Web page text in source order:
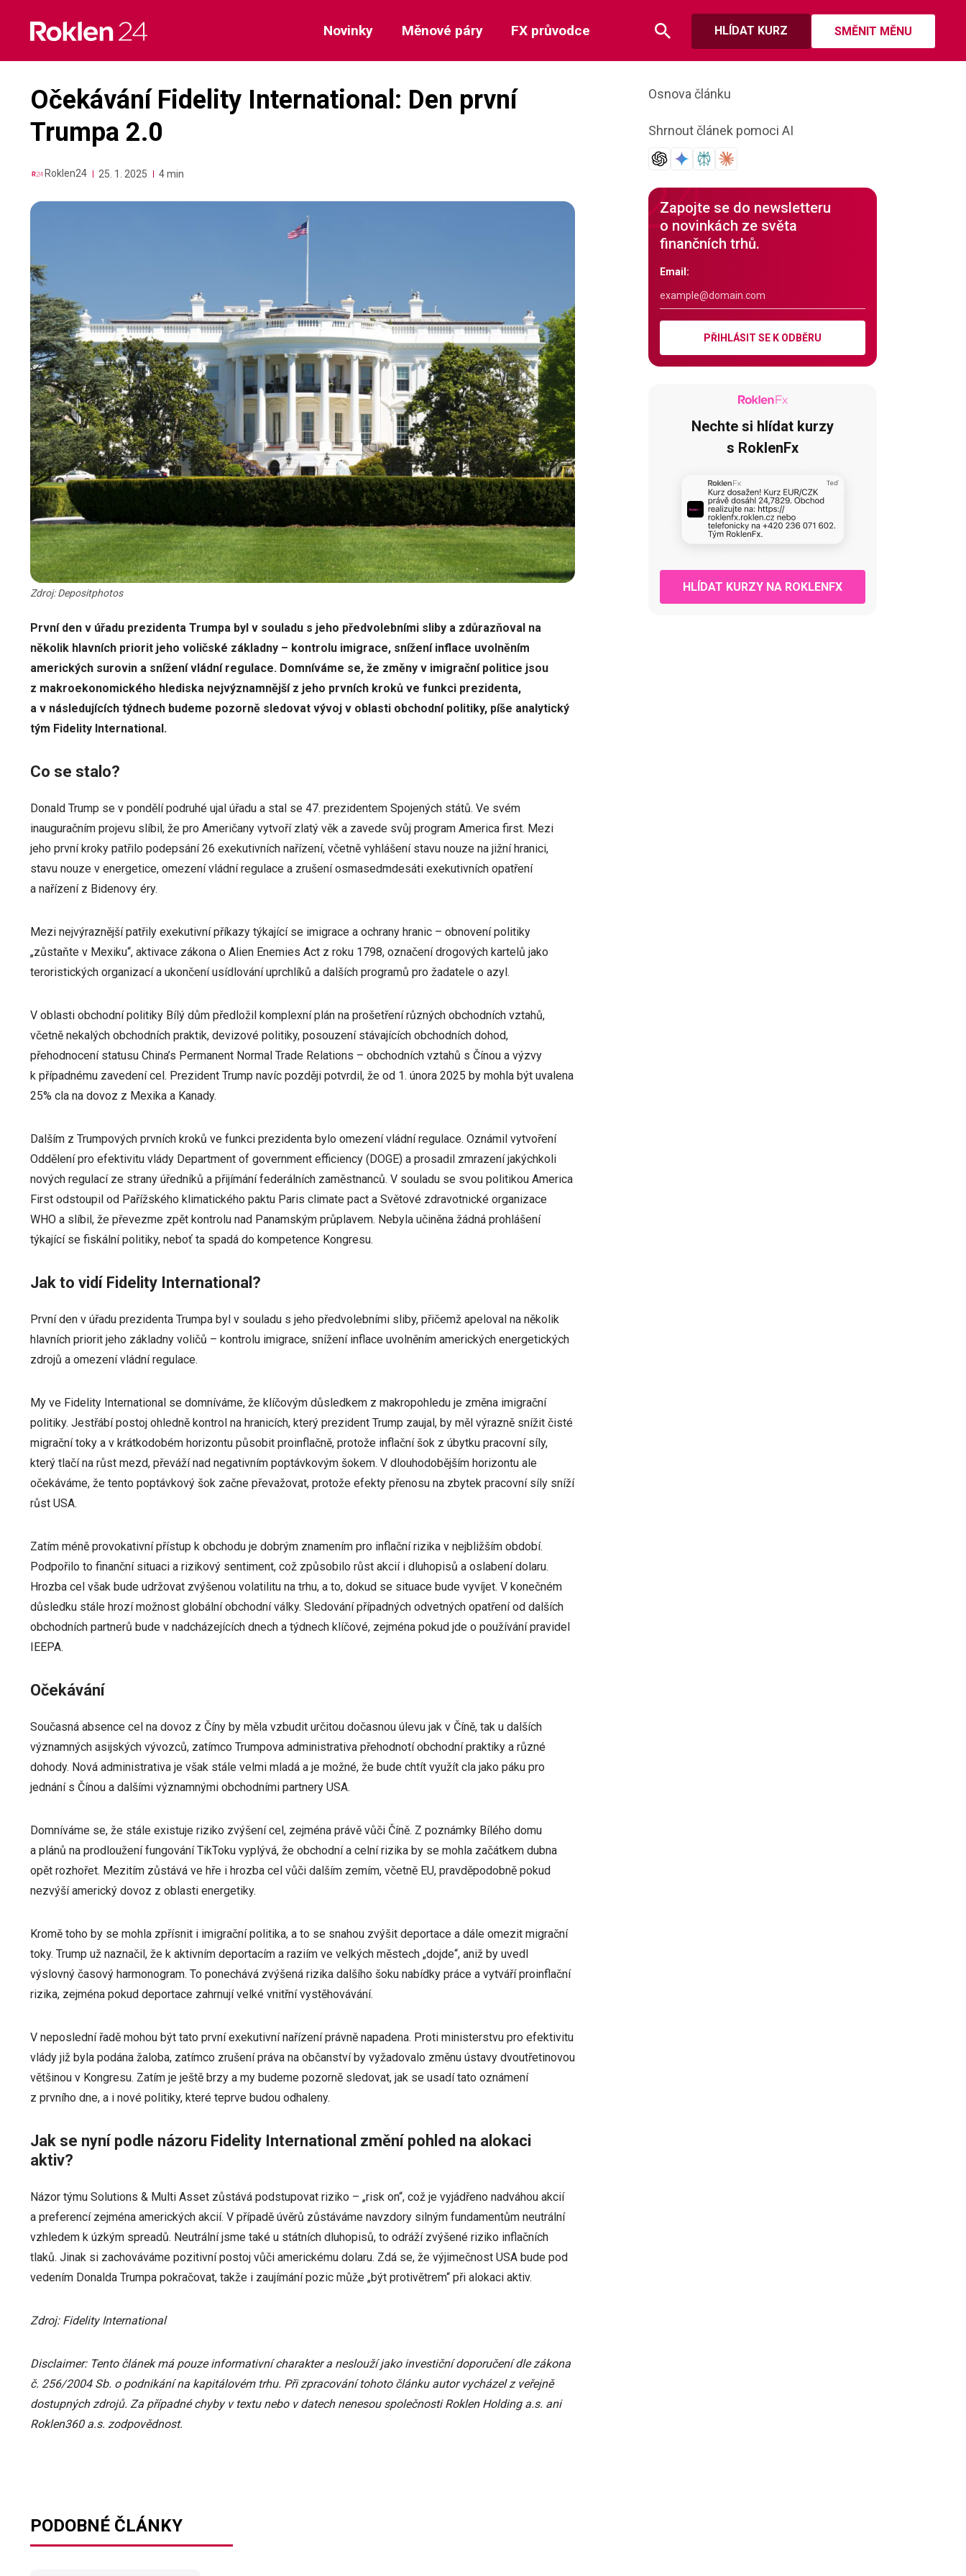
content
HLÍDAT KURZ SMĚNIT MĚNU
Novinky Měnové páry FX průvodce
Očekávání Fidelity International: Den první
Trumpa 2.0
Roklen24 25. 1. 2025 4 min
Zdroj: Depositphotos
První den v úřadu prezidenta Trumpa byl v souladu s jeho předvolebními sliby a zdůrazňoval na
několik hlavních priorit jeho voličské základny – kontrolu imigrace, snížení inflace uvolněním
amerických surovin a snížení vládní regulace. Domníváme se, že změny v imigrační politice jsou
z makroekonomického hlediska nejvýznamnější z jeho prvních kroků ve funkci prezidenta,
a v následujících týdnech budeme pozorně sledovat vývoj v oblasti obchodní politiky, píše analytický
tým Fidelity International.
Co se stalo?
Donald Trump se v pondělí podruhé ujal úřadu a stal se 47. prezidentem Spojených států. Ve svém
inauguračním projevu slíbil, že pro Američany vytvoří zlatý věk a zavede svůj program America first. Mezi
jeho první kroky patřilo podepsání 26 exekutivních nařízení, včetně vyhlášení stavu nouze na jižní hranici,
stavu nouze v energetice, omezení vládní regulace a zrušení osmasedmdesáti exekutivních opatření
a nařízení z Bidenovy éry.
Mezi nejvýraznější patřily exekutivní příkazy týkající se imigrace a ochrany hranic – obnovení politiky
„zůstaňte v Mexiku“, aktivace zákona o Alien Enemies Act z roku 1798, označení drogových kartelů jako
teroristických organizací a ukončení usídlování uprchlíků a dalších programů pro žadatele o azyl.
V oblasti obchodní politiky Bílý dům předložil komplexní plán na prošetření různých obchodních vztahů,
včetně nekalých obchodních praktik, devizové politiky, posouzení stávajících obchodních dohod,
přehodnocení statusu China’s Permanent Normal Trade Relations – obchodních vztahů s Čínou a výzvy
k případnému zavedení cel. Prezident Trump navíc později potvrdil, že od 1. února 2025 by mohla být uvalena
25% cla na dovoz z Mexika a Kanady.
Dalším z Trumpových prvních kroků ve funkci prezidenta bylo omezení vládní regulace. Oznámil vytvoření
Oddělení pro efektivitu vlády Department of government efficiency (DOGE) a prosadil zmrazení jakýchkoli
nových regulací ze strany úředníků a přijímání federálních zaměstnanců. V souladu se svou politikou America
First odstoupil od Pařížského klimatického paktu Paris climate pact a Světové zdravotnické organizace
WHO a slíbil, že převezme zpět kontrolu nad Panamským průplavem. Nebyla učiněna žádná prohlášení
týkající se fiskální politiky, neboť ta spadá do kompetence Kongresu.
Jak to vidí Fidelity International?
První den v úřadu prezidenta Trumpa byl v souladu s jeho předvolebními sliby, přičemž apeloval na několik
hlavních priorit jeho základny voličů – kontrolu imigrace, snížení inflace uvolněním amerických energetických
zdrojů a omezení vládní regulace.
My ve Fidelity International se domníváme, že klíčovým důsledkem z makropohledu je změna imigrační
politiky. Jestřábí postoj ohledně kontrol na hranicích, který prezident Trump zaujal, by měl výrazně snížit čisté
migrační toky a v krátkodobém horizontu působit proinflačně, protože inflační šok z úbytku pracovní síly,
který tlačí na růst mezd, převáží nad negativním poptávkovým šokem. V dlouhodobějším horizontu ale
očekáváme, že tento poptávkový šok začne převažovat, protože efekty přenosu na zbytek pracovní síly sníží
růst USA.
Zatím méně provokativní přístup k obchodu je dobrým znamením pro inflační rizika v nejbližším období.
Podpořilo to finanční situaci a rizikový sentiment, což způsobilo růst akcií i dluhopisů a oslabení dolaru.
Hrozba cel však bude udržovat zvýšenou volatilitu na trhu, a to, dokud se situace bude vyvíjet. V konečném
důsledku stále hrozí možnost globální obchodní války. Sledování případných odvetných opatření od dalších
obchodních partnerů bude v nadcházejících dnech a týdnech klíčové, zejména pokud jde o používání pravidel
IEEPA.
Očekávání
Současná absence cel na dovoz z Číny by měla vzbudit určitou dočasnou úlevu jak v Číně, tak u dalších
významných asijských vývozců, zatímco Trumpova administrativa přehodnotí obchodní praktiky a různé
dohody. Nová administrativa je však stále velmi mladá a je možné, že bude chtít využít cla jako páku pro
jednání s Čínou a dalšími významnými obchodními partnery USA.
Domníváme se, že stále existuje riziko zvýšení cel, zejména právě vůči Číně. Z poznámky Bílého domu
a plánů na prodloužení fungování TikToku vyplývá, že obchodní a celní rizika by se mohla začátkem dubna
opět rozhořet. Mezitím zůstává ve hře i hrozba cel vůči dalším zemím, včetně EU, pravděpodobně pokud
nezvýší americký dovoz z oblasti energetiky.
Kromě toho by se mohla zpřísnit i imigrační politika, a to se snahou zvýšit deportace a dále omezit migrační
toky. Trump už naznačil, že k aktivním deportacím a raziím ve velkých městech „dojde“, aniž by uvedl
výslovný časový harmonogram. To ponechává zvýšená rizika dalšího šoku nabídky práce a vytváří proinflační
rizika, zejména pokud deportace zahrnují velké vnitřní vystěhovávání.
V neposlední řadě mohou být tato první exekutivní nařízení právně napadena. Proti ministerstvu pro efektivitu
vlády již byla podána žaloba, zatímco zrušení práva na občanství by vyžadovalo změnu ústavy dvoutřetinovou
většinou v Kongresu. Zatím je ještě brzy a my budeme pozorně sledovat, jak se usadí tato oznámení
z prvního dne, a i nové politiky, které teprve budou odhaleny.
Jak se nyní podle názoru Fidelity International změní pohled na alokaci
aktiv?
Názor týmu Solutions & Multi Asset zůstává podstupovat riziko – „risk on“, což je vyjádřeno nadváhou akcií
a preferencí zejména amerických akcií. V případě úvěrů zůstáváme navzdory silným fundamentům neutrální
vzhledem k úzkým spreadů. Neutrální jsme také u státních dluhopisů, to odráží zvýšené riziko inflačních
tlaků. Jinak si zachováváme pozitivní postoj vůči americkému dolaru. Zdá se, že výjimečnost USA bude pod
vedením Donalda Trumpa pokračovat, takže i zaujímání pozic může „být protivětrem“ při alokaci aktiv.
Zdroj: Fidelity International
Disclaimer: Tento článek má pouze informativní charakter a neslouží jako investiční doporučení dle zákona
č. 256/2004 Sb. o podnikání na kapitálovém trhu. Při zpracování tohoto článku autor vycházel z veřejně
dostupných zdrojů. Za případné chyby v textu nebo v datech nenesou společnosti Roklen Holding a.s. ani
Roklen360 a.s. zodpovědnost.
Osnova článku
Shrnout článek pomoci AI
Zapojte se do newsletteru
o novinkách ze světa
finančních trhů.
Email:
PŘIHLÁSIT SE K ODBĚRU
Nechte si hlídat kurzy
s RoklenFx
HLÍDAT KURZY NA ROKLENFX
PODOBNÉ ČLÁNKY